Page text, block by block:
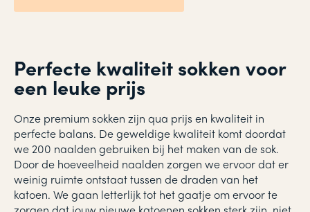
Perfecte kwaliteit sokken voor
een leuke prijs
Onze premium sokken zijn qua prijs en kwaliteit in
perfecte balans. De geweldige kwaliteit komt doordat
we 200 naalden gebruiken bij het maken van de sok.
Door de hoeveelheid naalden zorgen we ervoor dat er
weinig ruimte ontstaat tussen de draden van het
katoen. We gaan letterlijk tot het gaatje om ervoor te